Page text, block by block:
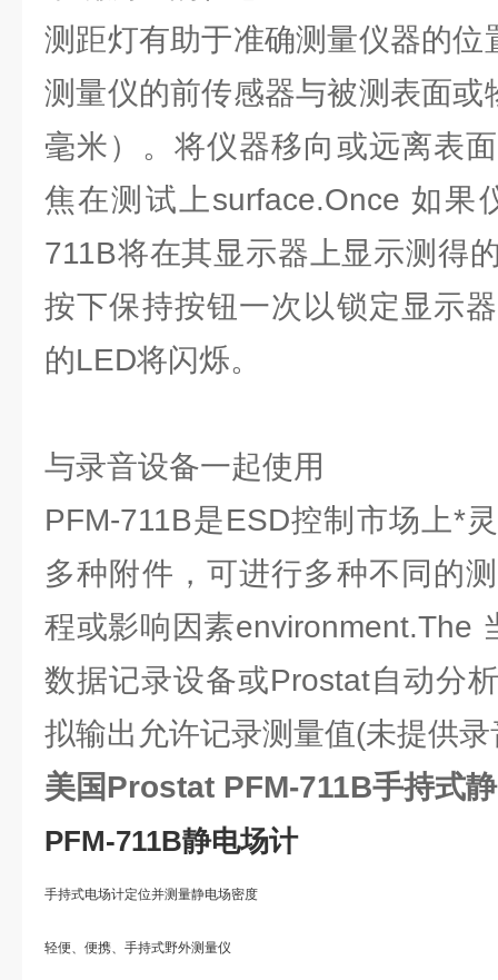
测距灯有助于准确测量仪器的位
测量仪的前传感器与被测表面
毫米）。将仪器移向或远离表
焦在测试上surface.Once 如果
711B将在其显示器上显示测得
按下保持按钮一次以锁定显示
的LED将闪烁。
与录音设备一起使用
PFM-711B是ESD控制市场上*
多种附件，可进行多种不同的
程或影响因素environment.The
数据记录设备或Prostat自动分
拟输出允许记录测量值(未提供
美国Prostat PFM-711B手持式
PFM-711B静电场计
手持式电场计定位并测量静电场密度
轻便、便携、手持式野外测量仪